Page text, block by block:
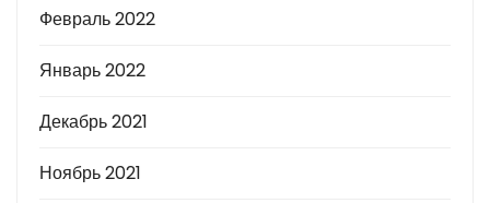
Февраль 2022
Январь 2022
Декабрь 2021
Ноябрь 2021